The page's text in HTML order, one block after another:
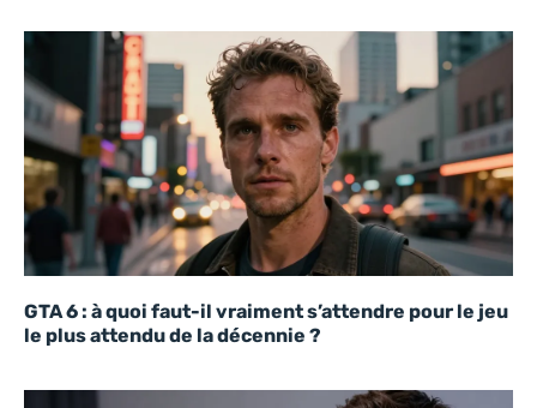
GTA 6 : à quoi faut-il vraiment s’attendre pour le jeu
le plus attendu de la décennie ?